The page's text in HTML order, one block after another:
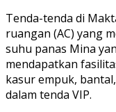
Tenda-tenda di
ruangan (AC) yang
suhu panas Mina
mendapatkan
kasur empuk,
dalam tenda VIP.